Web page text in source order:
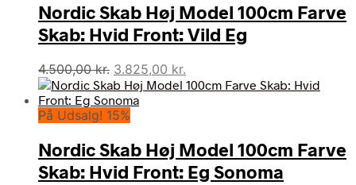
Nordic Skab Høj Model 100cm Farve
Skab: Hvid Front: Vild Eg
4.500,00kr. Den
oprindelige
pris
var:
3.825,00 kr.
aktuelle
På Udsalg! 15%
Nordic Skab Høj Model 100cm Farve
Skab: Hvid Front: Eg Sonoma